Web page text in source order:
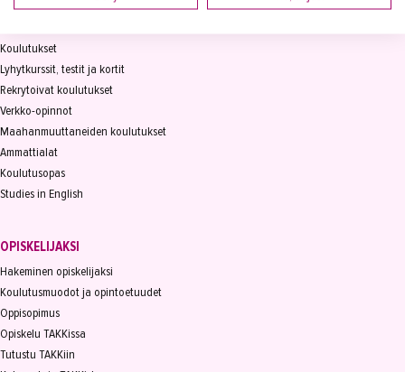
Koulutukset
Lyhytkurssit, testit ja kortit
Rekrytoivat koulutukset
Verkko-opinnot
Maahanmuuttaneiden koulutukset
Ammattialat
Koulutusopas
Studies in English
OPISKELIJAKSI
Hakeminen opiskelijaksi
Koulutusmuodot ja opintoetuudet
Oppisopimus
Opiskelu TAKKissa
Tutustu TAKKiin